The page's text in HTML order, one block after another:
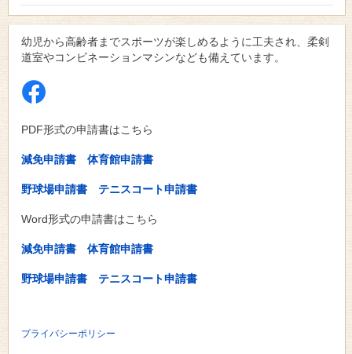
幼児から高齢者までスポーツが楽しめるように工夫され、柔剣
道室やコンビネーションマシンなども備えています。
PDF形式の申請書はこちら
減免申請書 体育館申請書
野球場申請書 テニスコート申請書
Word形式の申請書はこちら
減免申請書 体育館申請書
野球場申請書 テニスコート申請書
プライバシーポリシー